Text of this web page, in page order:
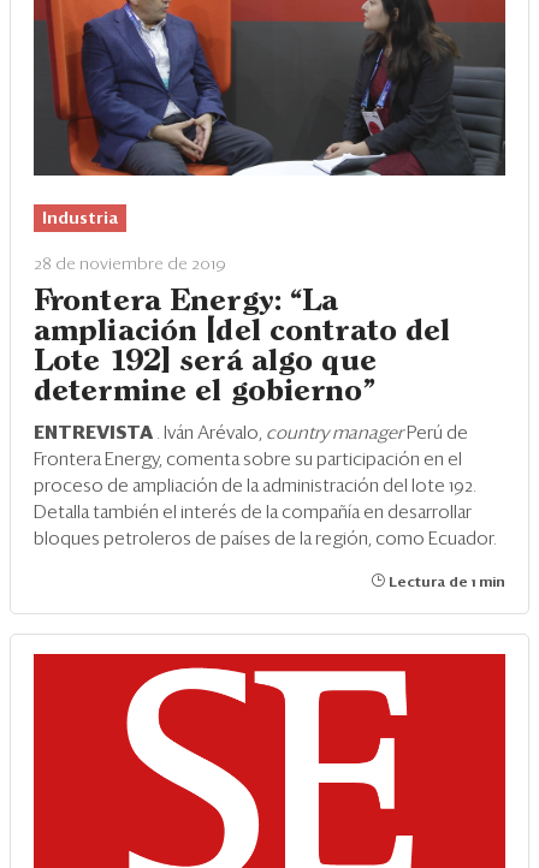
Industria
28 de noviembre de 2019
Frontera Energy: “La
ampliación [del contrato del
Lote 192] será algo que
determine el gobierno”
ENTREVISTA . Iván Arévalo, country manager Perú de
Frontera Energy, comenta sobre su participación en el
proceso de ampliación de la administración del lote 192.
Detalla también el interés de la compañía en desarrollar
bloques petroleros de países de la región, como Ecuador.
Lectura de 1 min